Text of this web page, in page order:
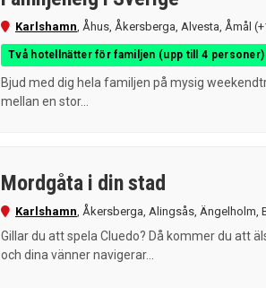
Karlshamn, Åhus, Åkersberga, Alvesta, Åmål
Två hotellnätter för familjen (upp till 4 personer)
Bjud med dig hela familjen på mysig
mellan en stor...
Mordgåta i din stad
Karlshamn, Åkersberga, Alingsås, Ängelholm,
Gillar du att spela Cluedo? Då kommer du att
och dina vänner navigerar...